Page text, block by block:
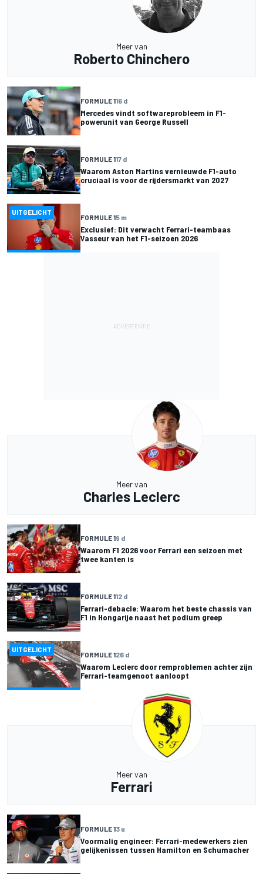
Meer van
Roberto Chinchero
FORMULE 116 d
Mercedes vindt softwareprobleem in F1-
powerunit van George Russell
FORMULE 117 d
Waarom Aston Martins vernieuwde F1-auto
cruciaal is voor de rijdersmarkt van 2027
UITGELICHT
FORMULE 15 m
Exclusief: Dit verwacht Ferrari-teambaas
Vasseur van het F1-seizoen 2026
Meer van
Charles Leclerc
FORMULE 19 d
Waarom F1 2026 voor Ferrari een seizoen met
twee kanten is
FORMULE 112 d
Ferrari-debacle: Waarom het beste chassis van
F1 in Hongarije naast het podium greep
UITGELICHT
FORMULE 126 d
Waarom Leclerc door remproblemen achter zijn
Ferrari-teamgenoot aanloopt
Meer van
Ferrari
FORMULE 13 u
Voormalig engineer: Ferrari-medewerkers zien
gelijkenissen tussen Hamilton en Schumacher